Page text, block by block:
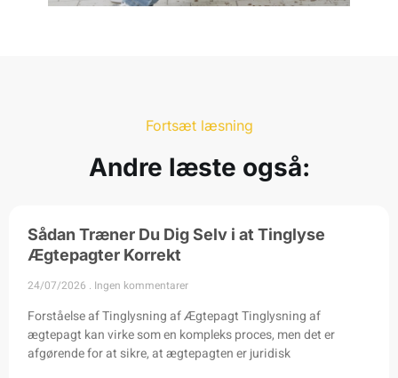
Fortsæt læsning
Andre læste også:
Sådan Træner Du Dig Selv i at Tinglyse
Ægtepagter Korrekt
24/07/2026 Ingen kommentarer
Forståelse af Tinglysning af Ægtepagt Tinglysning af
ægtepagt kan virke som en kompleks proces, men det er
afgørende for at sikre, at ægtepagten er juridisk